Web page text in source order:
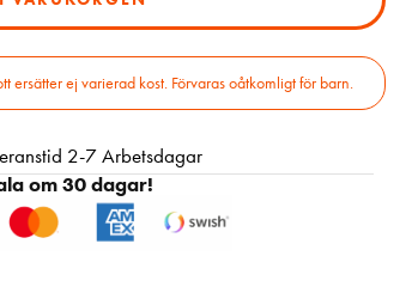
ersätter ej varierad kost. Förvaras oåtkomligt för barn.
2-7 Arbetsdagar
om 30 dagar!